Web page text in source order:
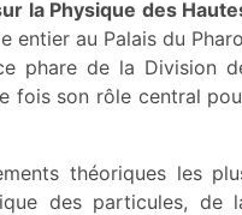
la Physique des
entier au Palais du
phare de la Division
fois son rôle central
théoriques les
des particules, de